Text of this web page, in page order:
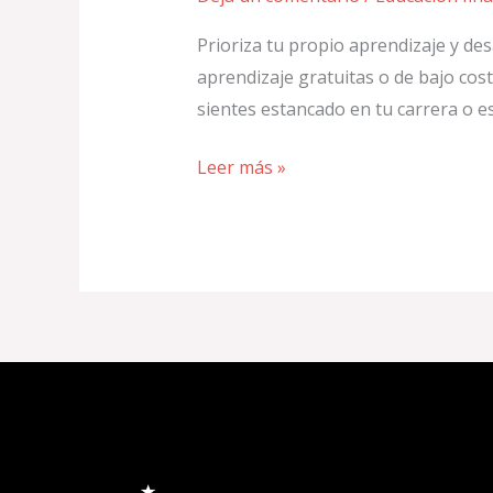
Prioriza tu propio aprendizaje y
aprendizaje gratuitas o de bajo
sientes estancado en tu carrera o
Leer más »